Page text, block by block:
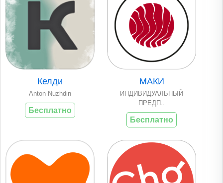
Келди
Anton Nuzhdin
Бесплатно
МАКИ
ИНДИВИДУАЛЬНЫЙ
ПРЕДП..
Бесплатно